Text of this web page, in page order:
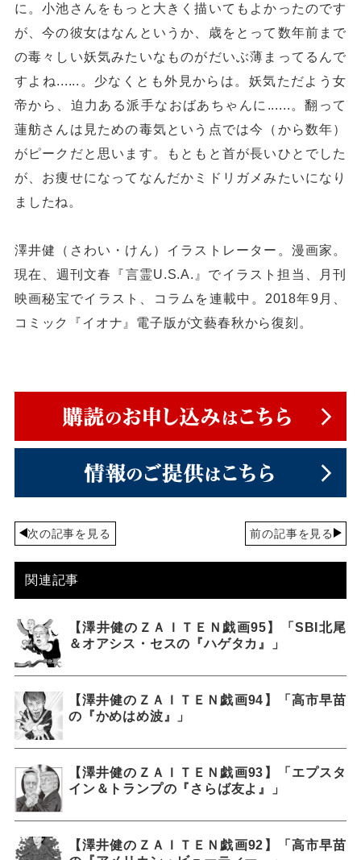
に。小池さんをもっと大きく描いてもよかったのです
が、今の彼女はなんというか、歳をとって数年前まで
の毒々しい妖気みたいなものがだいぶ薄まってるんで
すよね......。少なくとも外見からは。妖気ただよう女
帝から、迫力ある派手なおばあちゃんに......。翻って
蓮舫さんは見ための毒気という点では今（から数年）
がピークだと思います。もともと首が長いひとでした
が、お痩せになってなんだかミドリガメみたいになり
ましたね。
澤井健（さわい・けん）イラストレーター。漫画家。
現在、週刊文春『言霊U.S.A.』でイラスト担当、月刊
映画秘宝でイラスト、コラムを連載中。2018年9月、
コミック『イオナ』電子版が文藝春秋から復刻。
前の記事を見る
次の記事を見る
関連記事
【澤井健のＺＡＩＴＥＮ戯画95】「SBI北尾
＆オアシス・セスの『ハゲタカ』」
【澤井健のＺＡＩＴＥＮ戯画94】「高市早苗
の『かめはめ波』」
【澤井健のＺＡＩＴＥＮ戯画93】「エプスタ
イン＆トランプの『さらば友よ』」
【澤井健のＺＡＩＴＥＮ戯画92】「高市早苗